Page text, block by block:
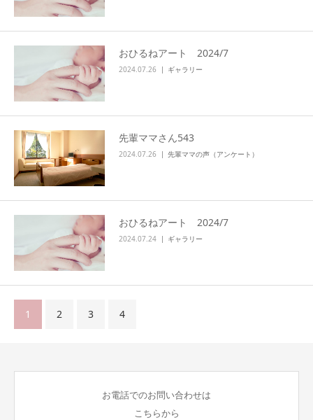
おひるねアート 2024/7
2024.07.26 ギャラリー
先輩ママさん543
2024.07.26 先輩ママの声（アンケート）
おひるねアート 2024/7
2024.07.24 ギャラリー
1 2 3 4
お電話でのお問い合わせは
こちらから